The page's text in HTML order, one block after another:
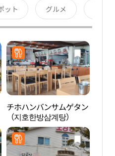
ット グルメ
チホハンバンサムゲタン
（지호한방삼계탕）